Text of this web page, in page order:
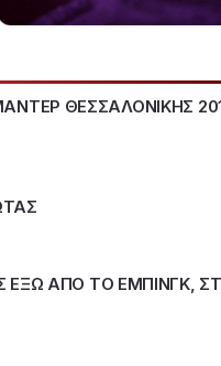
ΘΕΣΣΑΛΟΝΙΚΗΣ
ΕΞΩ ΑΠΟ ΤΟ ΕΜΠΙΝΓΚ,